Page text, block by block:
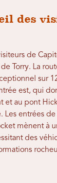
des
de
Torry. La
sur
est, qui
et au pont
entrées de
mènent à
des